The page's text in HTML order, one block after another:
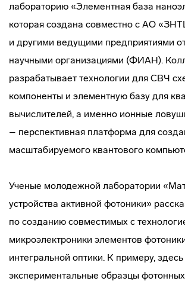
лабораторию «Элементная база
которая создана совместно с АО
и другими ведущими предприятиями
научными организациями (ФИАН).
разрабатывает технологии для СВЧ
компоненты и элементную базу для
вычислителей, а именно ионные
– перспективная платформа для
масштабируемого квантового
Ученые молодежной лаборатории
устройства активной фотоники»
по созданию совместимых с
микроэлектроники элементов
интегральной оптики. К примеру,
экспериментальные образцы